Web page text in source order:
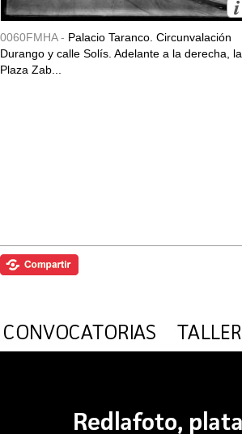
0060FMHA - Palacio Taranco. Circunvalación
Durango y calle Solís. Adelante a la derecha, la
Plaza Zab...